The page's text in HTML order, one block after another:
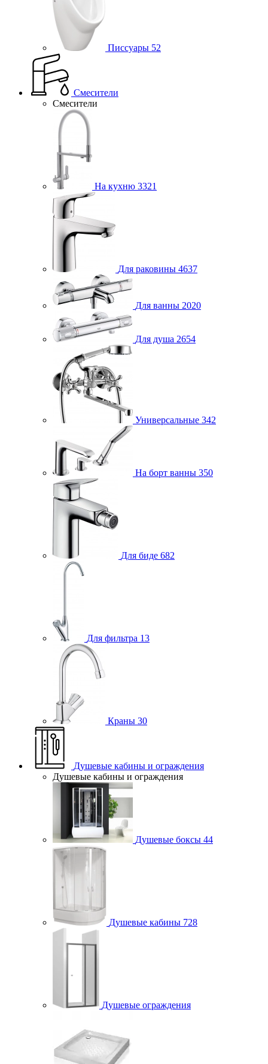
Писсуары 52
Смесители
Смесители
На кухню 3321
Для раковины 4637
Для ванны 2020
Для душа 2654
Универсальные 342
На борт ванны 350
Для биде 682
Для фильтра 13
Краны 30
Душевые кабины и ограждения
Душевые кабины и ограждения
Душевые боксы 44
Душевые кабины 728
Душевые ограждения